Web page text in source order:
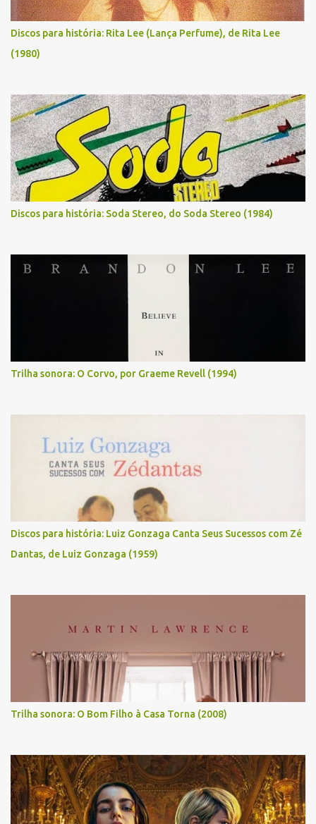
Discos para história: Rita Lee (Lança Perfume), de Rita Lee
(1980)
Discos para história: Soda Stereo, do Soda Stereo (1984)
Trilha sonora: O Corvo, por Graeme Revell (1994)
Discos para história: Luiz Gonzaga Canta Seus Sucessos com Zé
Dantas, de Luiz Gonzaga (1959)
Trilha sonora: O Bom Filho à Casa Torna (2008)